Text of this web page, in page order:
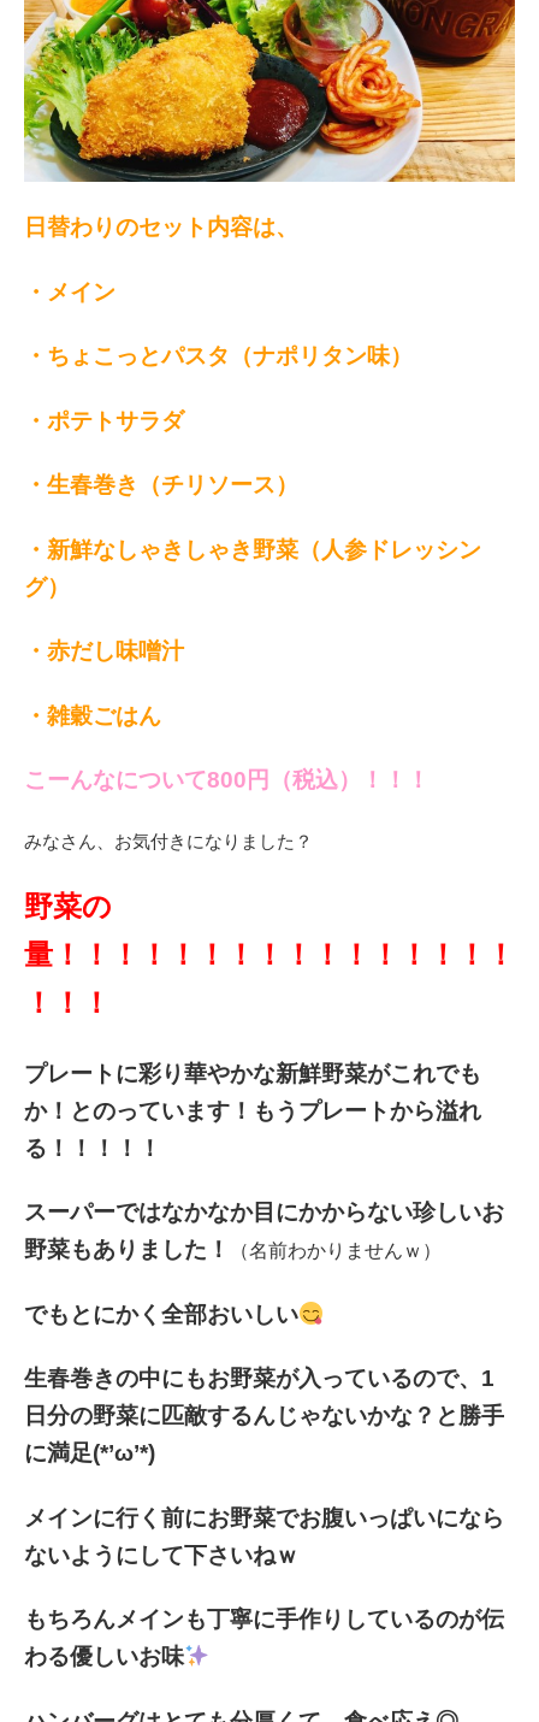
日替わりのセット内容は、
・メイン
・ちょこっとパスタ（ナポリタン味）
・ポテトサラダ
・生春巻き（チリソース）
・新鮮なしゃきしゃき野菜（人参ドレッシン
グ）
・赤だし味噌汁
・雑穀ごはん
こーんなについて800円（税込）！！！
みなさん、お気付きになりました？
野菜の
量！！！！！！！！！！！！！！！！
！！！
プレートに彩り華やかな新鮮野菜がこれでも
か！とのっています！もうプレートから溢れ
る！！！！！
スーパーではなかなか目にかからない珍しいお
野菜もありました！
（名前わかりませんｗ）
でもとにかく全部おいしい
生春巻きの中にもお野菜が入っているので、1
日分の野菜に匹敵するんじゃないかな？と勝手
に満足(*’ω’*)
メインに行く前にお野菜でお腹いっぱいになら
ないようにして下さいねｗ
もちろんメインも丁寧に手作りしているのが伝
わる優しいお味